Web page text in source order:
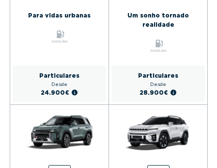
Para vidas urbanas
Particulares
Desde
24.900€
Um sonho tornado
realidade
Particulares
Desde
28.900€